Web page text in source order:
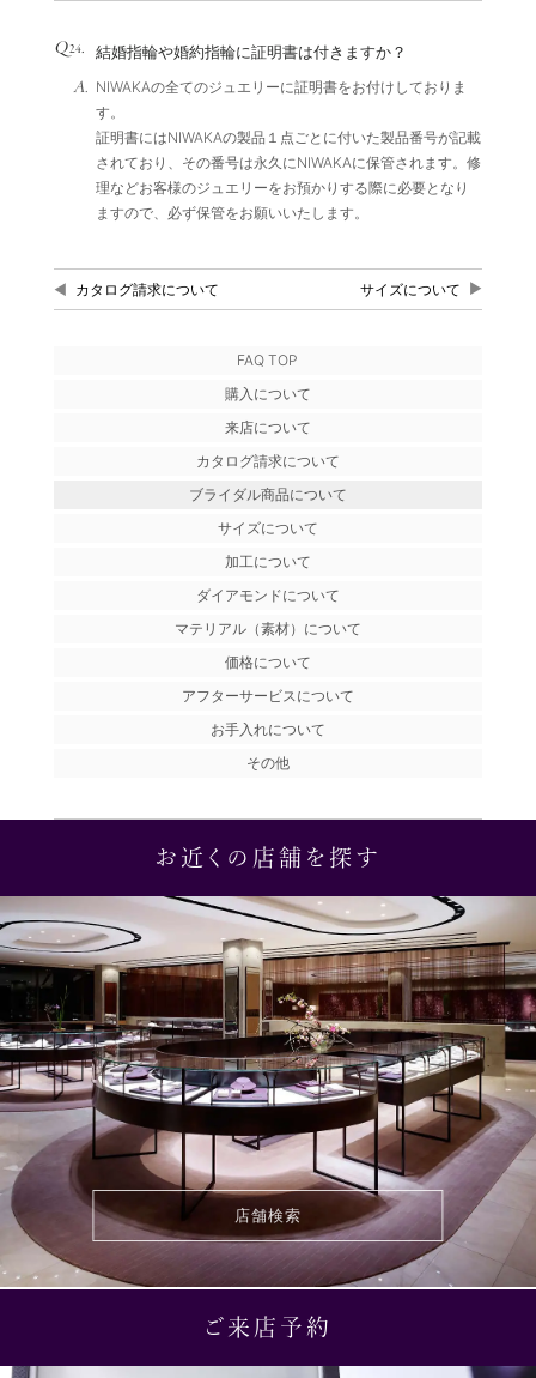
Q24. 結婚指輪や婚約指輪に証明書は付きますか？
A. NIWAKAの全てのジュエリーに証明書をお付けしておりま
す。
証明書にはNIWAKAの製品１点ごとに付いた製品番号が記載
されており、その番号は永久にNIWAKAに保管されます。修
理などお客様のジュエリーをお預かりする際に必要となり
ますので、必ず保管をお願いいたします。
カタログ請求について サイズについて
FAQ TOP
購入について
来店について
カタログ請求について
ブライダル商品について
サイズについて
加工について
ダイアモンドについて
マテリアル（素材）について
価格について
アフターサービスについて
お手入れについて
その他
お近くの店舗を探す
店舗検索
ご来店予約